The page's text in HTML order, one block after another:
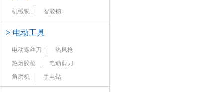
机械锁 智能锁
> 电动工具
电动螺丝刀
热风枪
热熔胶枪
电动剪刀
角磨机
手电钻